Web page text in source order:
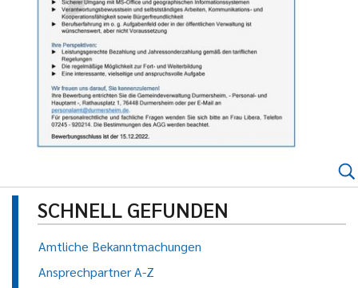
SCHNELL GEFUNDEN
Amtliche Bekanntmachungen
Ansprechpartner A-Z